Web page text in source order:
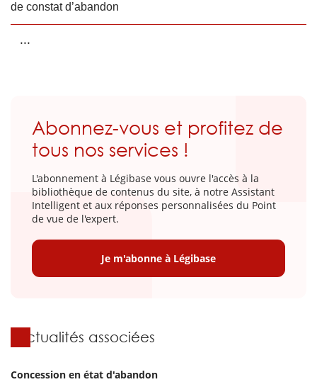
de constat d’abandon
...
Abonnez-vous et profitez de
tous nos services !
L'abonnement à Légibase vous ouvre l'accès à la
bibliothèque de contenus du site, à notre Assistant
Intelligent et aux réponses personnalisées du Point
de vue de l'expert.
Je m'abonne à Légibase
Actualités associées
Concession en état d'abandon